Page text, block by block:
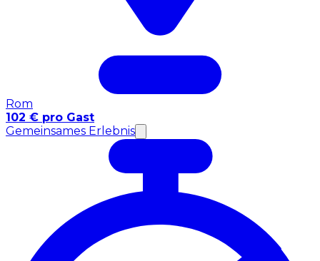
Rom
102 € pro Gast
Gemeinsames Erlebnis